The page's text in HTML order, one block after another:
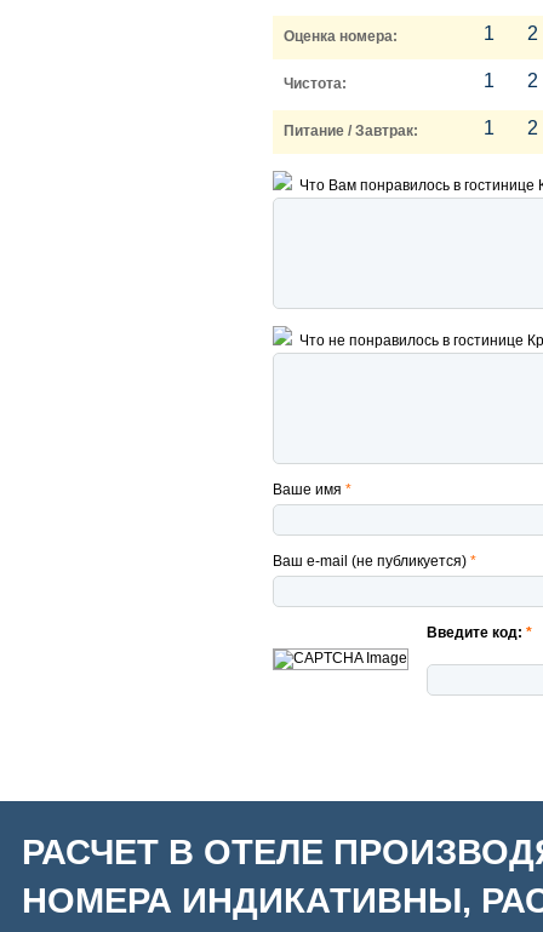
Оценка номера: 1 2
Чистота: 1 2
Питание / Завтрак: 1 2
Что Вам понравилось в
Что не понравилось в гостинице
Ваше имя *
Ваш e-mail (не публикуется) *
Введите код: *
РАСЧЕТ В ОТЕЛЕ
НОМЕРА ИНДИКАТИВНЫ,